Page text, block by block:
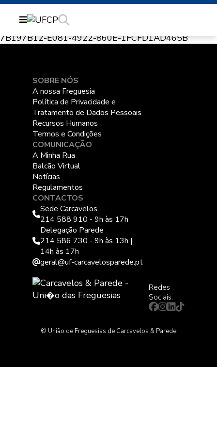
7B197B12-E081-4922-860E-1FCFD1AD465B
SOBRE NÓS
A nossa Freguesia
Política de Privacidade e
Tratamento de Dados Pessoais
Recursos Humanos
Termos e Condições
COMUNICAÇÃO
A Minha Rua
Balcão Virtual
Notícias
Regulamentos
CONTACTOS
Sede Carcavelos
214 588 910 - 9h às 17h
Delegação Parede
214 586 730 - 9h às 13h |
14h às 17h
geral@uf-carcavelosparede.pt
© União de Freguesias de Carcavelos & Parede
Redes
Sociais: